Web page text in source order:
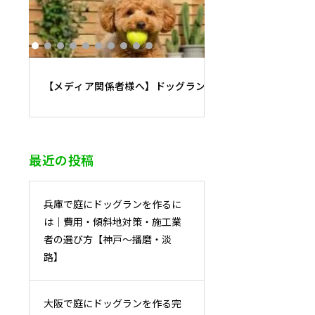
【メディア関係者様へ】ドッグラン施工・運営の専門家
最近の投稿
兵庫で庭にドッグランを作るに
は｜費用・傾斜地対策・施工業
者の選び方【神戸〜播磨・淡
路】
大阪で庭にドッグランを作る完